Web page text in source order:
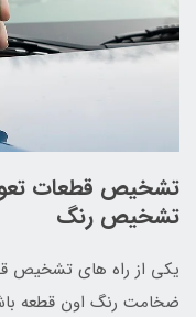
تشخیص قطعات
تشخیص رنگ
یکی از راه های تشخیص
ضخامت رنگ اون قطعه